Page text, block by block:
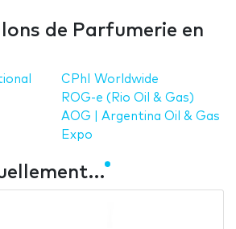
de Parfumerie en
CPhI Worldwide
ROG-e (Rio Oil & Gas)
AOG | Argentina Oil & Gas
Expo